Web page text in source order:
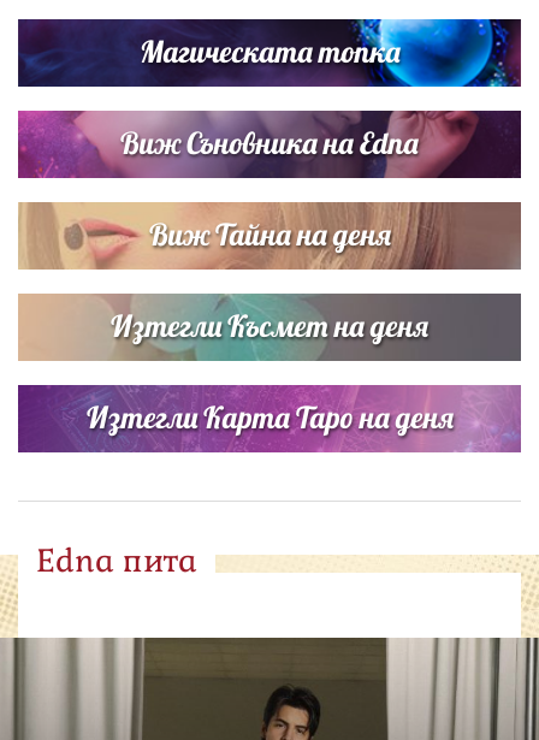
Магическата топка
Виж Съновника на Edna
Виж Тайна на деня
Изтегли Късмет на деня
Изтегли Карта Таро на деня
Edna пита